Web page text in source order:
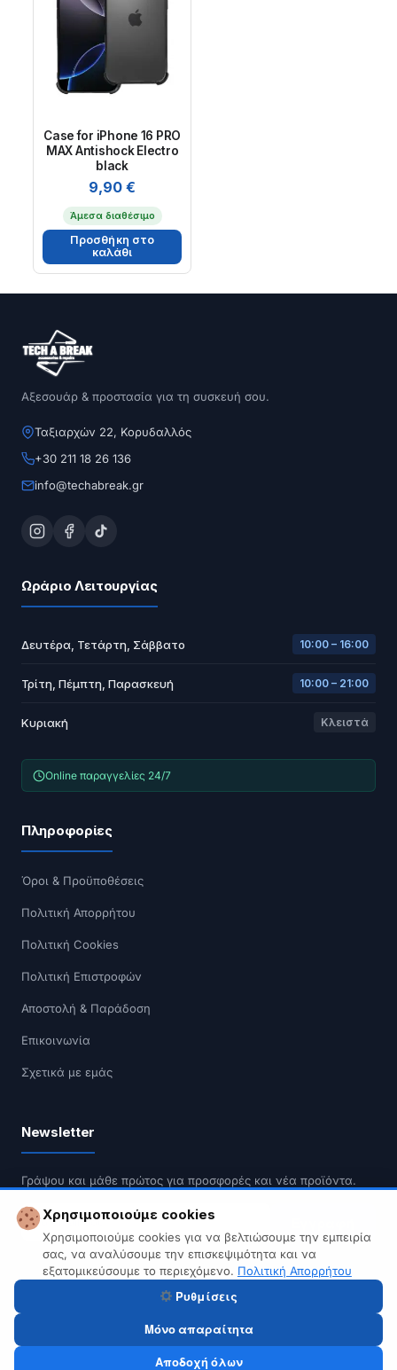
Case for iPhone 16 PRO
MAX Antishock Electro
black
9,90€
Άμεσα διαθέσιμο
Προσθήκη στο
καλάθι
Αξεσουάρ & προστασία για τη συσκευή σου.
Ταξιαρχών 22, Κορυδαλλός
+30 211 18 26 136
info@techabreak.gr
Ωράριο Λειτουργίας
Δευτέρα, Τετάρτη, Σάββατο 10:00 – 16:00
Τρίτη, Πέμπτη, Παρασκευή 10:00 – 21:00
Κυριακή Κλειστά
Online παραγγελίες 24/7
Πληροφορίες
Όροι & Προϋποθέσεις
Πολιτική Απορρήτου
Πολιτική Cookies
Πολιτική Επιστροφών
Αποστολή & Παράδοση
Επικοινωνία
Σχετικά με εμάς
Newsletter
Γράψου και μάθε πρώτος για προσφορές και νέα προϊόντα.
Δεν κάνουμε spam. Διαγραφή οποιαδήποτε στιγμή.
© 2026 Tech A Break — Built with WooCommerce.
Χρησιμοποιούμε cookies
Χρησιμοποιούμε cookies για να βελτιώσουμε την εμπειρία
σας, να αναλύσουμε την επισκεψιμότητα και να
εξατομικεύσουμε το περιεχόμενο. Πολιτική Απορρήτου
Ρυθμίσεις
Μόνο απαραίτητα
Αποδοχή όλων